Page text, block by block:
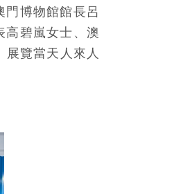
博物館館長呂
高碧嵐女士、澳
覽當天人來人